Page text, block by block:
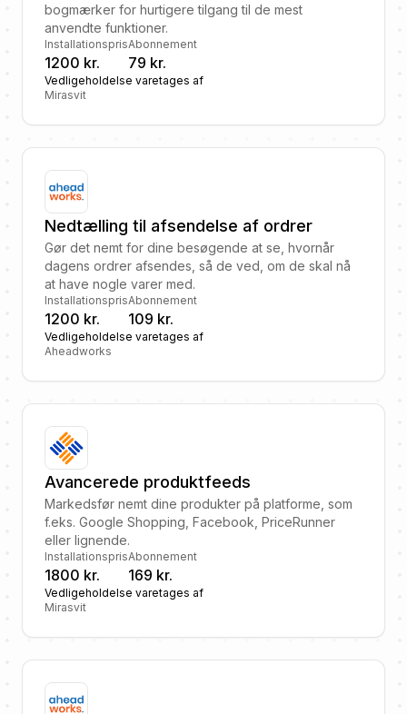
bogmærker for hurtigere tilgang til de mest
anvendte funktioner.
Installationspris
1200 kr.
Abonnement
79 kr.
Vedligeholdelse varetages af
Mirasvit
Nedtælling til afsendelse af ordrer
Gør det nemt for dine besøgende at se, hvornår
dagens ordrer afsendes, så de ved, om de skal nå
at have nogle varer med.
Installationspris
1200 kr.
Abonnement
109 kr.
Vedligeholdelse varetages af
Aheadworks
Avancerede produktfeeds
Markedsfør nemt dine produkter på platforme, som
f.eks. Google Shopping, Facebook, PriceRunner
eller lignende.
Installationspris
1800 kr.
Abonnement
169 kr.
Vedligeholdelse varetages af
Mirasvit